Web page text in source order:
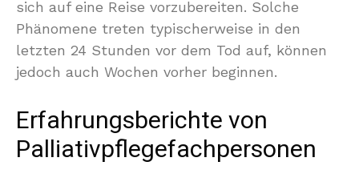
sich auf eine Reise vorzubereiten. Solche
Phänomene treten typischerweise in den
letzten 24 Stunden vor dem Tod auf, können
jedoch auch Wochen vorher beginnen.
Erfahrungsberichte von
Palliativpflegefachpersonen